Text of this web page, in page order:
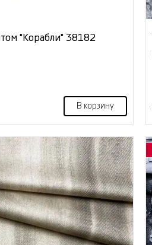
"Корабли" 38182
В корзину